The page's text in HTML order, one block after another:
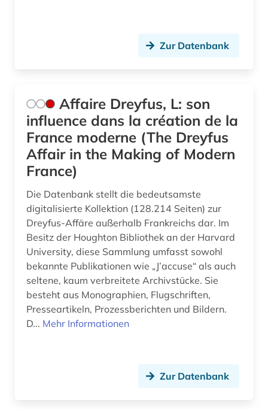
chinesen (1)
christentum (2)
christliche ethik (1)
chronik (1)
comic (2)
commonwealth (10)
community currency (1)
corona (1)
costa rica (2)
cyberkriminalität (1)
Zur Datenbank
Affaire Dreyfus, L: son
influence dans la création de la
France moderne (The Dreyfus
Affair in the Making of Modern
France)
Die Datenbank stellt die bedeutsamste
digitalisierte Kollektion (128.214 Seiten) zur
Dreyfus-Affäre außerhalb Frankreichs dar. Im
Besitz der Houghton Bibliothek an der Harvard
University, diese Sammlung umfasst sowohl
bekannte Publikationen wie „J’accuse“ als auch
seltene, kaum verbreitete Archivstücke. Sie
besteht aus Monographien, Flugschriften,
Presseartikeln, Prozessberichten und Bildern.
D... Mehr Informationen
Zur Datenbank